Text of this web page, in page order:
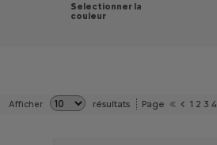
Selectionner la
couleur
Afficher résultats Page 1 2 3 4